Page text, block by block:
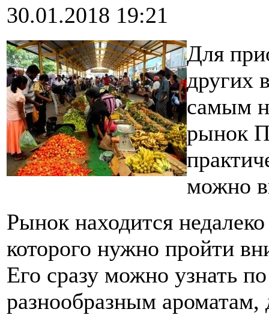
30.01.2018 19:21
Для
других
самым
рынок
можно
Рынок находится
которого нужно пройти
Его сразу можно узнать
разнообразным